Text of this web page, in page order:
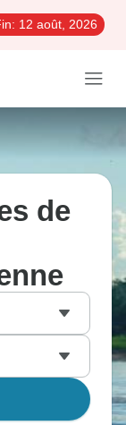
12 août, 2026
de